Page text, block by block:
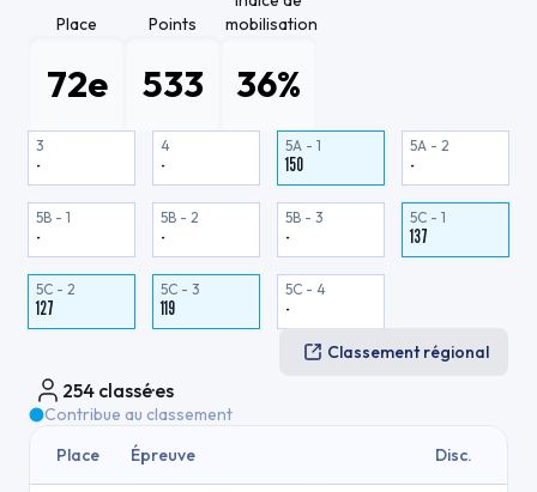
Place
72e
Points
533
mobilisation
36%
3
-
4
-
5A - 1
150
5A - 2
-
5B - 1
-
5B - 2
-
5B - 3
-
5C - 1
137
5C - 2
127
5C - 3
119
5C - 4
-
Classement régional
254 classé·es
Contribue au classement
Place
Épreuve Disc.